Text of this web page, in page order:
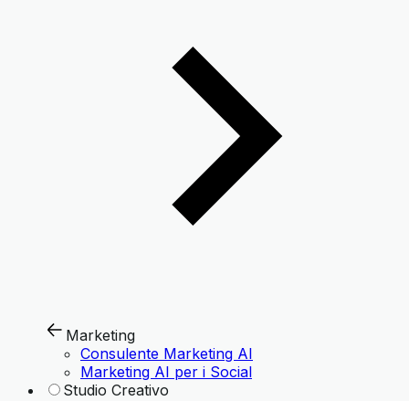
Marketing
Consulente Marketing AI
Marketing AI per i Social
Studio Creativo